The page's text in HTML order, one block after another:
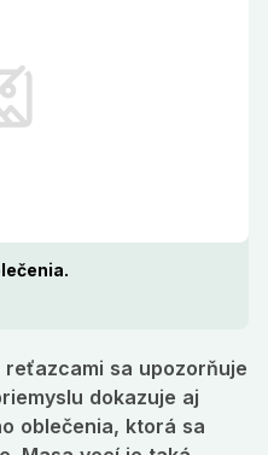
sa upozorňuje
dokazuje aj
oblečenia, ktorá sa